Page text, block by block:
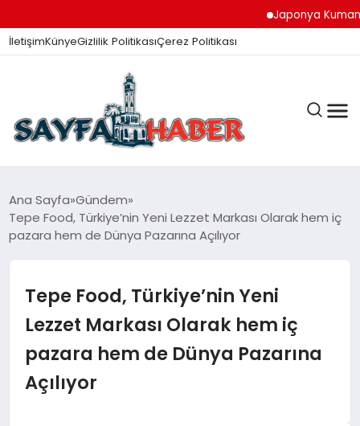
Japonya Kumamoto
İletişimKünyeGizlilik PolitikasıÇerez Politikası
ANA SAYFA
GÜNDEM
İZMIR HABERLERI
EĞITIM
Ana Sayfa Gündem
Tepe Food, Türkiye’nin Yeni Lezzet Markası Olarak hem iç
pazara hem de Dünya Pazarına Açılıyor
Tepe Food, Türkiye’nin Yeni
Lezzet Markası Olarak hem iç
pazara hem de Dünya Pazarına
Açılıyor